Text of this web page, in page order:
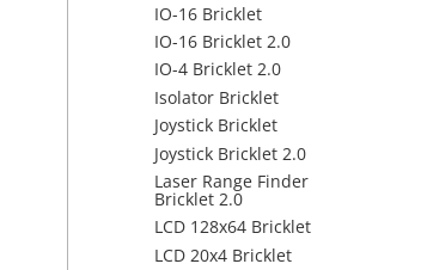
IO-16 Bricklet
IO-16 Bricklet 2.0
IO-4 Bricklet 2.0
Isolator Bricklet
Joystick Bricklet
Joystick Bricklet 2.0
Laser Range Finder
Bricklet 2.0
LCD 128x64 Bricklet
LCD 20x4 Bricklet